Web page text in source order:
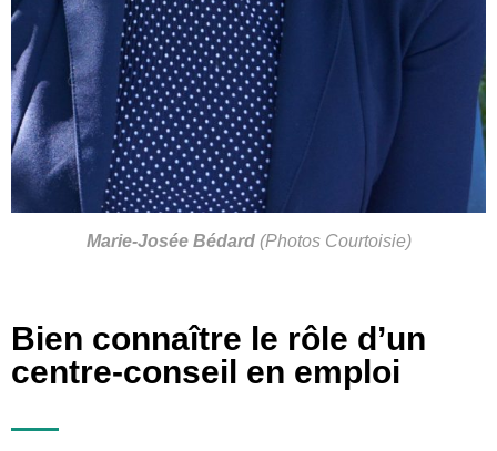
Marie-Josée Bédard(Photos Courtoisie)
Bien connaître le rôle d’un
centre-conseil en emploi